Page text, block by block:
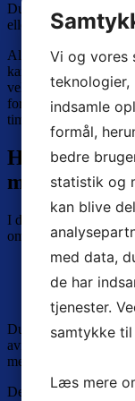
Du skal ikke have
eller løsrevne sedler.
Alt du skal huske kan
kan du slå op i CRM
velorienteret, svare
forkant. Dermed kan
timers spildtid hvert år.
Hvad bruger
mobiltelefon
I dag bruger du
om for år tilbage.
CRM på
klik og du er
Du kan slå op på
aviser og bøger. Du
meget mere.
Derfor er det også en
Vi og vores
teknologier,
indsamle
formål,
bedre
statistik og
kan blive
med data,
de har
tjenester.
samtykke
Læs mere